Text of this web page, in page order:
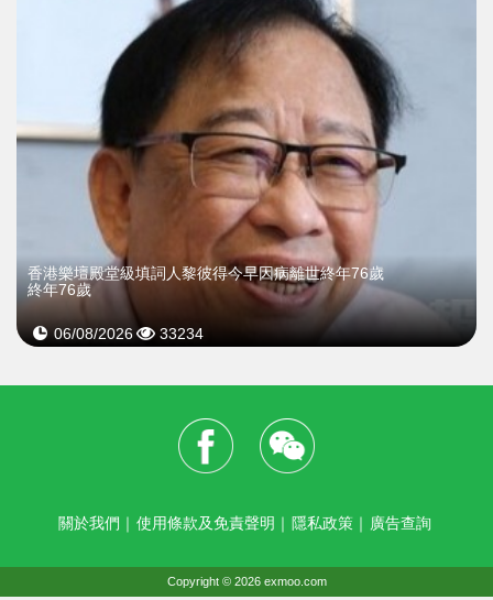
​香港樂壇殿堂級填詞人黎彼得今早因病離世終年76歲
終年76歲
06/08/2026 33234
關於我們 ｜ 使用條款及免責聲明 ｜ 隱私政策 ｜ 廣告查詢
Copyright © 2026 exmoo.com